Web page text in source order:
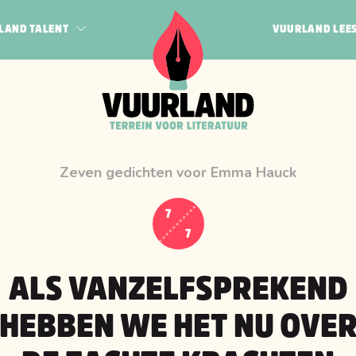
TALENT VUURLAND
POËZIE
Zeven gedichten voor Emma Hauck
7
7
ALS VANZELFSPREKEND
HEBBEN WE HET NU